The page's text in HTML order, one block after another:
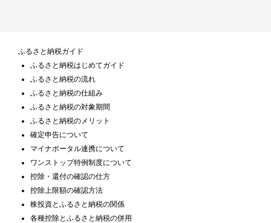
ふるさと納税ガイド
ふるさと納税はじめてガイド
ふるさと納税の流れ
ふるさと納税の仕組み
ふるさと納税の対象期間
ふるさと納税のメリット
確定申告について
マイナポータル連携について
ワンストップ特例制度について
控除・還付の確認の仕方
控除上限額の確認方法
株投資とふるさと納税の関係
各種控除とふるさと納税の併用